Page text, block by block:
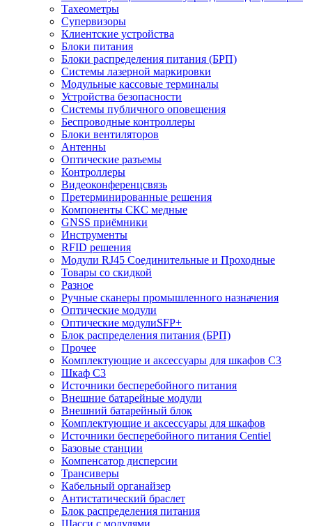
Тахеометры
Супервизоры
Клиентские устройства
Блоки питания
Блоки распределения питания (БРП)
Системы лазерной маркировки
Модульные кассовые терминалы
Устройства безопасности
Системы публичного оповещения
Беспроводные контроллеры
Блоки вентиляторов
Антенны
Оптические разъемы
Контроллеры
Видеоконференцсвязь
Претерминированные решения
Компоненты СКС медные
GNSS приёмники
Инструменты
RFID решения
Модули RJ45 Соединительные и Проходные
Товары со скидкой
Разное
Ручные сканеры промышленного назначения
Оптические модули
Оптические модулиSFP+
Блок распределения питания (БРП)
Прочее
Комплектующие и аксессуары для шкафов C3
Шкаф C3
Источники бесперебойного питания
Внешние батарейные модули
Внешний батарейный блок
Комплектующие и аксессуары для шкафов
Источники бесперебойного питания Centiel
Базовые станции
Компенсатор дисперсии
Трансиверы
Кабельный органайзер
Антистатический браслет
Блок распределения питания